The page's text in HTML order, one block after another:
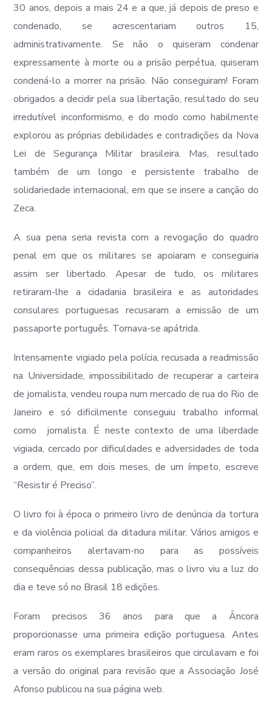
30 anos, depois a mais 24 e a que, já depois de preso e
condenado, se acrescentariam outros 15,
administrativamente. Se não o quiseram condenar
expressamente à morte ou a prisão perpétua, quiseram
condená-lo a morrer na prisão. Não conseguiram! Foram
obrigados a decidir pela sua libertação, resultado do seu
irredutível inconformismo, e do modo como habilmente
explorou as próprias debilidades e contradições da Nova
Lei de Segurança Militar brasileira. Mas, resultado
também de um longo e persistente trabalho de
solidariedade internacional, em que se insere a canção do
Zeca.
A sua pena seria revista com a revogação do quadro
penal em que os militares se apoiaram e conseguiria
assim ser libertado. Apesar de tudo, os militares
retiraram-lhe a cidadania brasileira e as autoridades
consulares portuguesas recusaram a emissão de um
passaporte português. Tornava-se apátrida.
Intensamente vigiado pela polícia, recusada a readmissão
na Universidade, impossibilitado de recuperar a carteira
de jornalista, vendeu roupa num mercado de rua do Rio de
Janeiro e só dificilmente conseguiu trabalho informal
como jornalista. É neste contexto de uma liberdade
vigiada, cercado por dificuldades e adversidades de toda
a ordem, que, em dois meses, de um ímpeto, escreve
“Resistir é Preciso”.
O livro foi à época o primeiro livro de denúncia da tortura
e da violência policial da ditadura militar. Vários amigos e
companheiros alertavam-no para as possíveis
consequências dessa publicação, mas o livro viu a luz do
dia e teve só no Brasil 18 edições.
Foram precisos 36 anos para que a Âncora
proporcionasse uma primeira edição portuguesa. Antes
eram raros os exemplares brasileiros que circulavam e foi
a versão do original para revisão que a Associação José
Afonso publicou na sua página web.